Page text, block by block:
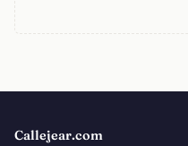
Callejear.com